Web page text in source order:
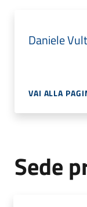
Daniele
VAI ALLA
Sede